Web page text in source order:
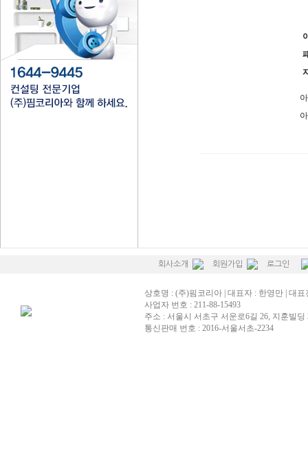
회사소개 회원가입 로그인
상호명 : (주)핌코리아 | 대표자 : 한영만 | 대표
사업자 번호 : 211-88-15493
주소 : 서울시 서초구 서운로6길 26, 지훈빌딩
통신판매 번호 : 2016-서울서초-2234